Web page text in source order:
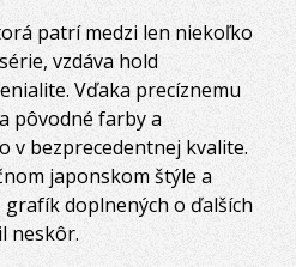
patrí medzi len niekoľko
vzdáva hold
Vďaka precíznemu
pôvodné farby a
v bezprecedentnej kvalite.
japonskom štýle a
doplnených o ďalších
neskôr.